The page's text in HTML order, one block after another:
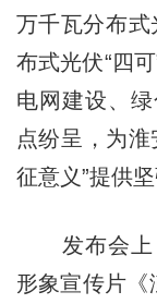
万千瓦分布
布式光伏“四
电网建设、
点纷呈，为
征意义”提供
发布会上，
形象宣传片《